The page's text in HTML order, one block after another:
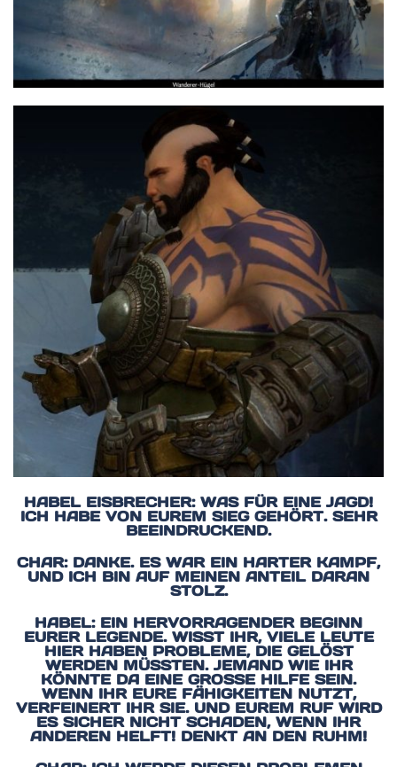
HABEL EISBRECHER: WAS FÜR EINE JAGD!
ICH HABE VON EUREM SIEG GEHÖRT. SEHR
BEEINDRUCKEND.
CHAR: DANKE. ES WAR EIN HARTER KAMPF,
UND ICH BIN AUF MEINEN ANTEIL DARAN
STOLZ.
HABEL: EIN HERVORRAGENDER BEGINN
EURER LEGENDE. WISST IHR, VIELE LEUTE
HIER HABEN PROBLEME, DIE GELÖST
WERDEN MÜSSTEN. JEMAND WIE IHR
KÖNNTE DA EINE GROSSE HILFE SEIN. W
ENN IHR EURE FÄHIGKEITEN NUTZT, V
ERFEINERT IHR SIE. UND EUREM RUF WIRD E
S SICHER NICHT SCHADEN, WENN IHR A
NDEREN HELFT! DENKT AN DEN RUHM!